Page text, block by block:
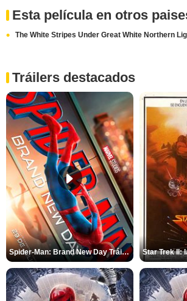
Esta película en otros
The White Stripes Under Great White Northern
Tráilers destacados
Spider-Man: Brand New Day Tráiler (3)